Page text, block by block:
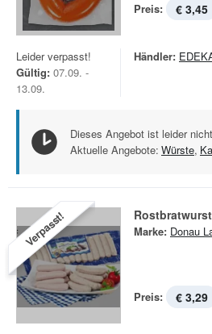
Preis: € 3,45
Leider verpasst!
Gültig: 07.09. -
13.09.
Händler:
Dieses Angebot ist leider
Aktuelle Angebote: Würste,
Verpasst! Marke: Donau
Preis: € 3,29